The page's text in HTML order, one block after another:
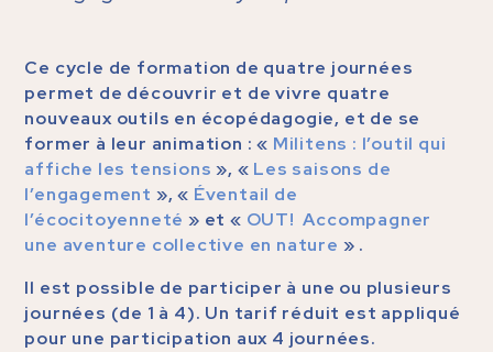
Ce cycle de formation de quatre journées
permet de découvrir et de vivre quatre
nouveaux outils en écopédagogie, et de se
former à leur animation : « Militens : l’outil qui
affiche les tensions», « Les saisons de
l’engagement », « Éventail de
l’écocitoyenneté » et « OUT! Accompagner
une aventure collective en nature » .
Il est possible de participer à une ou plusieurs
journées (de 1 à 4). Un tarif réduit est appliqué
pour une participation aux 4 journées.